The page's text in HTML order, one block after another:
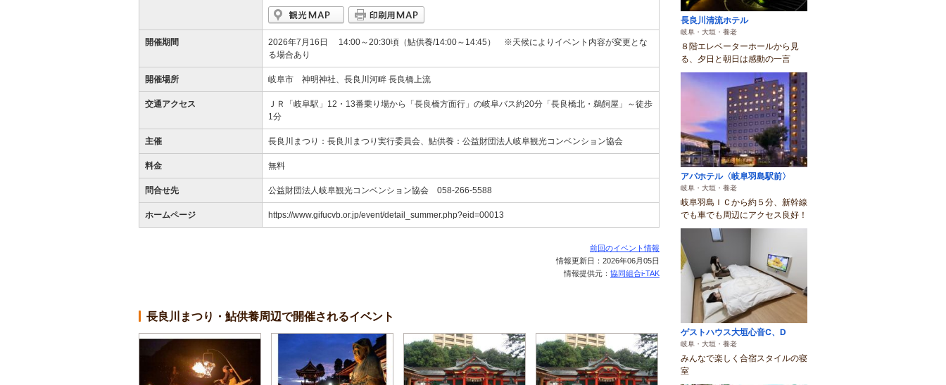
開催期間
2026年7月16日 14:00～20:30頃（鮎供養/14:00～14:45） ※天候によりイベント内容が変更とな
る場合あり
開催場所 岐阜市 神明神社、長良川河畔 長良橋上流
交通アクセス
ＪＲ「岐阜駅」12・13番乗り場から「長良橋方面行」の岐阜バス約20分「長良橋北・鵜飼屋」～徒歩
1分
主催 長良川まつり：長良川まつり実行委員会、鮎供養：公益財団法人岐阜観光コンベンション協会
料金 無料
問合せ先 公益財団法人岐阜観光コンベンション協会 058-266-5588
ホームページ https://www.gifucvb.or.jp/event/detail_summer.php?eid=00013
前回のイベント情報
情報更新日：2026年06月05日
情報提供元： 協同組合i-TAK
長良川まつり・鮎供養周辺で開催されるイベント
長良川清流ホテル
岐阜・大垣・養老
８階エレベーターホールから見
る、夕日と朝日は感動の一言
アパホテル〈岐阜羽島駅前〉
岐阜・大垣・養老
岐阜羽島ＩＣから約５分、新幹線
でも車でも周辺にアクセス良好！
ゲストハウス大垣心音C、D
岐阜・大垣・養老
みんなで楽しく合宿スタイルの寝
室